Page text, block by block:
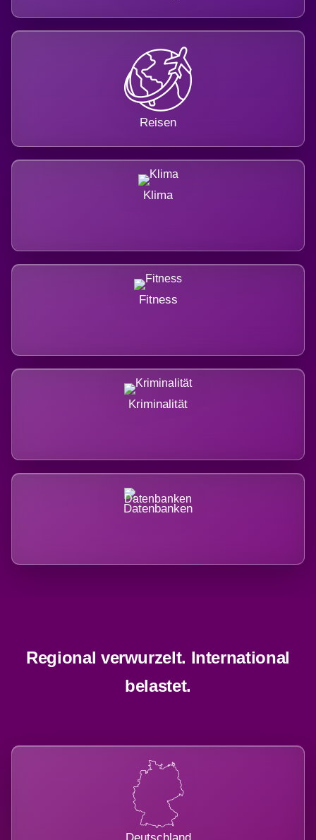
Reisen
Klima
Fitness
Kriminalität
Datenbanken
Regional verwurzelt. International
belastet.